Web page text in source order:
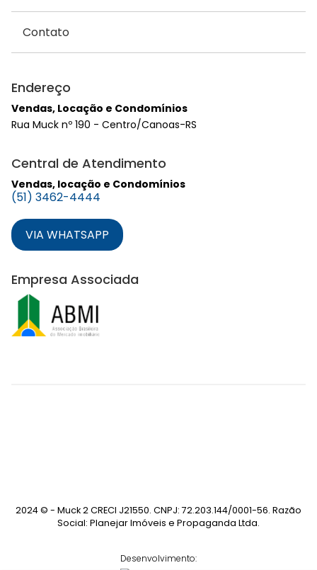
Contato
Endereço
Vendas, Locação e Condomínios
Rua Muck nº 190 - Centro/Canoas-RS
Central de Atendimento
Vendas, locação e Condomínios
(51) 3462-4444
VIA WHATSAPP
Empresa Associada
2024 © - Muck 2 CRECI J21550. CNPJ: 72.203.144/0001-56. Razão
Social: Planejar Imóveis e Propaganda Ltda.
Desenvolvimento: